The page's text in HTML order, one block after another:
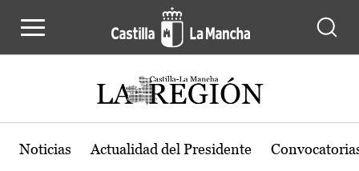
Actualidad de la región de Castilla-
Noticias Actualidad del Presidente